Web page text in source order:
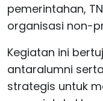
pemerintahan,
organisasi non-
Kegiatan ini
antaralumni
strategis untuk